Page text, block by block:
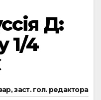
Д:
1/4
заст. гол. редактора